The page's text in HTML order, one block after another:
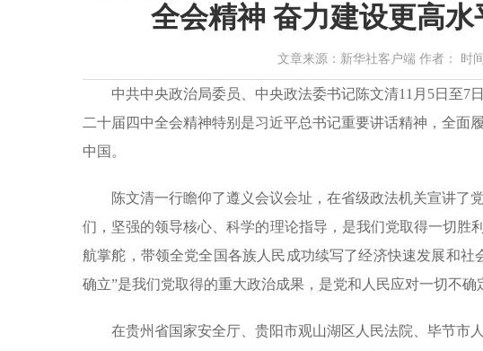
全会精神 奋力建设更高
文章来源：新华社客户端 作者： 时
中共中央政治局委员、中央政法委书记陈文清11月5日至7
二十届四中全会精神特别是习近平总书记重要讲话精神，全面
中国。
陈文清一行瞻仰了遵义会议会址，在省级政法机关宣讲了
们，坚强的领导核心、科学的理论指导，是我们党取得一切胜
航掌舵，带领全党全国各族人民成功续写了经济快速发展和
确立”是我们党取得的重大政治成果，是党和人民应对一切不确
在贵州省国家安全厅、贵阳市观山湖区人民法院、毕节市